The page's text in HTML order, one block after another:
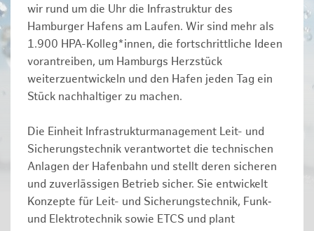
wir rund um die Uhr die Infrastruktur des
Hamburger Hafens am Laufen. Wir sind mehr als
1.900 HPA-Kolleg*innen, die fortschrittliche Ideen
vorantreiben, um Hamburgs Herzstück
weiterzuentwickeln und den Hafen jeden Tag ein
Stück nachhaltiger zu machen.
Die Einheit Infrastrukturmanagement Leit- und
Sicherungstechnik verantwortet die technischen
Anlagen der Hafenbahn und stellt deren sicheren
und zuverlässigen Betrieb sicher. Sie entwickelt
Konzepte für Leit- und Sicherungstechnik, Funk‑
und Elektrotechnik sowie ETCS und plant